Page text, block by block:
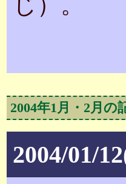
2004年1月・2月の
2004/01/